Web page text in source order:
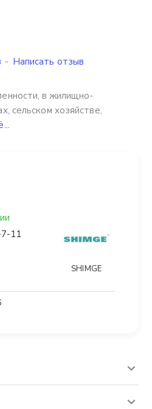
в жилищно-
сельском хозяйстве,
- Написать отзыв
11
SHIMGE